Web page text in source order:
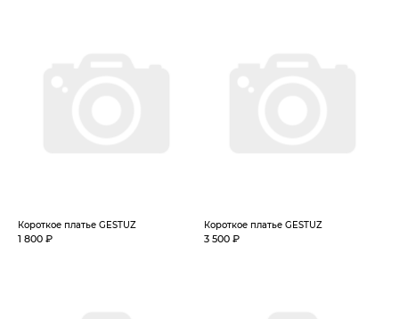
Короткое платье GESTUZ
1 800 ₽
Короткое платье GESTUZ
3 500 ₽